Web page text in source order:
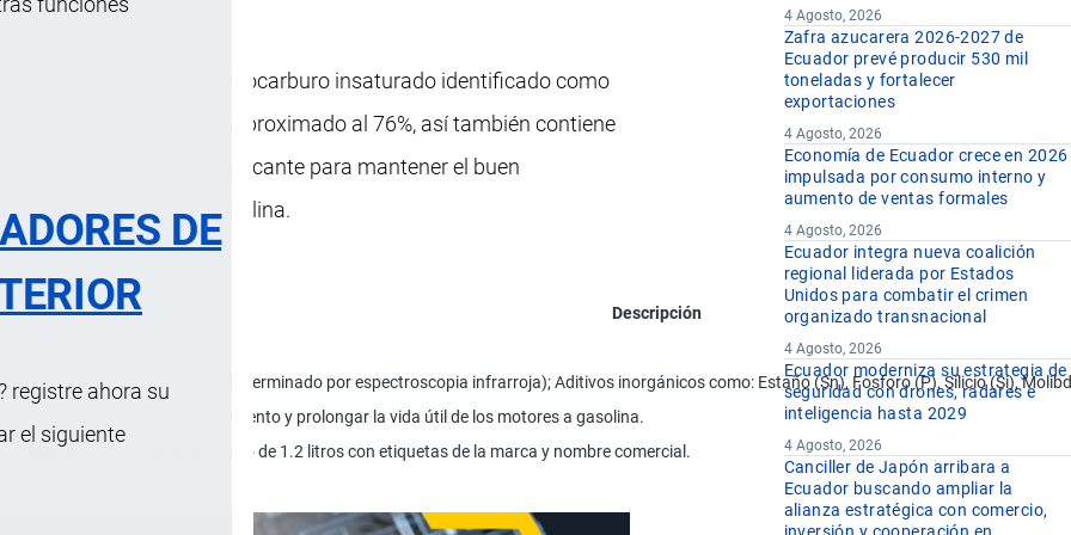
DE
registre ahora su
el siguiente
poliolefina que es un hidrocarburo insaturado identificado como
68037-01-4 con un peso aproximado al 76%, así también contiene
empleado como lubricante para mantener el buen
de los motores a gasolina.
Descripción
76% aproximadamente (determinado por espectroscopia infrarroja); Aditivos inorgánicos como: Estaño (Sn), Fosforo (P), Silicio (Si),
mantener el buen funcionamiento y prolongar la vida útil de los motores a gasolina.
de plástico de color negro de 1.2 litros con etiquetas de la marca y nombre comercial.
4 Agosto, 2026
Zafra azucarera 2026-2027 de
Ecuador prevé producir 530 mil
toneladas y fortalecer
exportaciones
4 Agosto, 2026
Economía de Ecuador crece en 2026
impulsada por consumo interno y
aumento de ventas formales
4 Agosto, 2026
Ecuador integra nueva coalición
regional liderada por Estados
Unidos para combatir el crimen
organizado transnacional
4 Agosto, 2026
Ecuador moderniza su estrategia de
seguridad con drones, radares e
inteligencia hasta 2029
4 Agosto, 2026
Canciller de Japón arribara a
Ecuador buscando ampliar la
alianza estratégica con comercio,